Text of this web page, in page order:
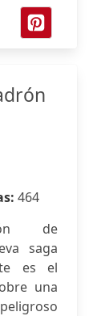
464
de
saga
es el
una